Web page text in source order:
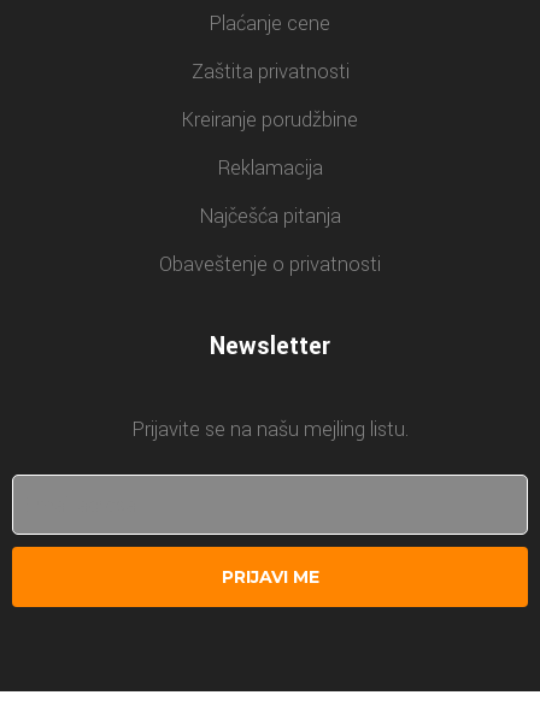
Plaćanje cene
Zaštita privatnosti
Kreiranje porudžbine
Reklamacija
Najčešća pitanja
Obaveštenje o privatnosti
Newsletter
Prijavite se na našu mejling listu.
PRIJAVI ME